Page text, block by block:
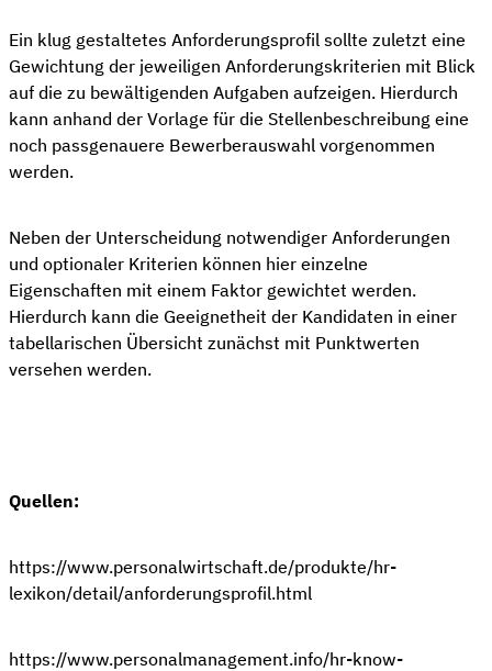
Ein klug gestaltetes Anforderungsprofil sollte zuletzt eine
Gewichtung der jeweiligen Anforderungskriterien mit Blick
auf die zu bewältigenden Aufgaben aufzeigen. Hierdurch
kann anhand der Vorlage für die Stellenbeschreibung eine
noch passgenauere Bewerberauswahl vorgenommen
werden.
Neben der Unterscheidung notwendiger Anforderungen
und optionaler Kriterien können hier einzelne
Eigenschaften mit einem Faktor gewichtet werden.
Hierdurch kann die Geeignetheit der Kandidaten in einer
tabellarischen Übersicht zunächst mit Punktwerten
versehen werden.
Quellen:
https://www.personalwirtschaft.de/produkte/hr-
lexikon/detail/anforderungsprofil.html
https://www.personalmanagement.info/hr-know-